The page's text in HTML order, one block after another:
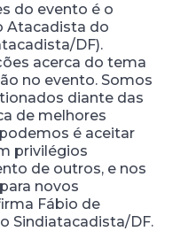
do evento é o
Atacadista do
DF).
acerca do tema
no evento. Somos
diante das
de melhores
é aceitar
privilégios
de outros, e nos
novos
Fábio de
Sindiatacadista/DF.